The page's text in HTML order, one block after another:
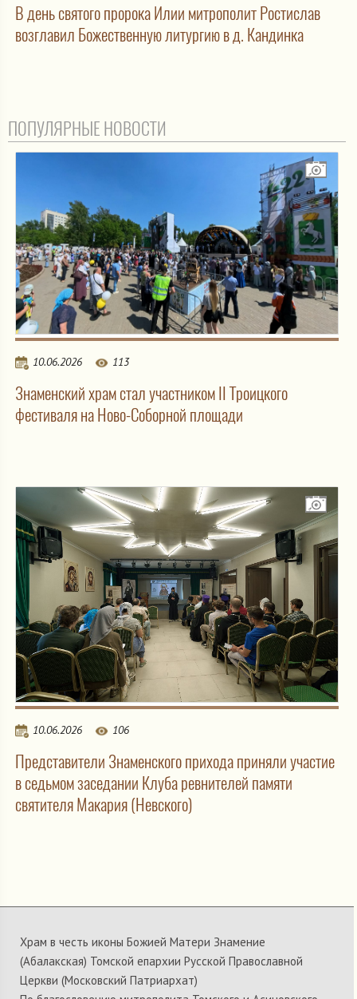
В день святого пророка Илии митрополит Ростислав
возглавил Божественную литургию в д. Кандинка
ПОПУЛЯРНЫЕ НОВОСТИ
10.06.2026 113
Знаменский храм стал участником II Троицкого
фестиваля на Ново-Соборной площади
10.06.2026 106
Представители Знаменского прихода приняли участие
в седьмом заседании Клуба ревнителей памяти
святителя Макария (Невского)
Храм в честь иконы Божией Матери Знамение
(Абалакская) Томской епархии Русской Православной
Церкви (Московский Патриархат)